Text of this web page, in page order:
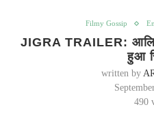
Filmy Gossip
JIGRA TRAILER:
हुआ
written by
490